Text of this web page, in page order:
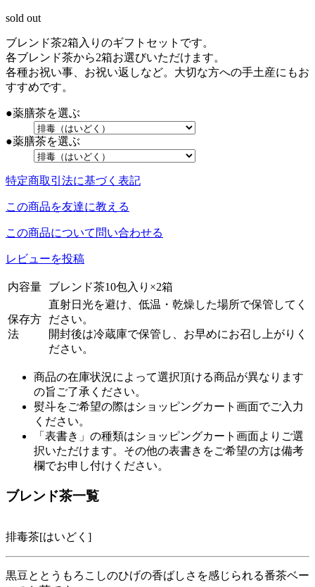
sold out
ブレンド茶2箱入りのギフトセットです。
各ブレンド茶から2箱お選びいただけます。
各種お祝い事、お祝い返しなど。大切な方への手土産にもお
すすめです。
●薬膳茶を選ぶ
●薬膳茶を選ぶ
特定商取引法に基づく表記
この商品を友達に教える
この商品について問い合わせる
レビューを投稿
内容量 ブレンド茶10包入り×2箱
保存方
法
直射日光を避け、低温・乾燥した場所で保管してく
ださい。
開封後は冷蔵庫で保管し、お早めにお召し上がりく
ださい。
商品の在庫状況によって選択頂ける商品が異なります
の旨ご了承ください。
熨斗をご希望の際はショッピングカート画面でご入力
ください。
「表書き」の種類はショッピングカート画面よりご選
択いただけます。その他の表書きをご希望の方は備考
欄でお申し付けください。
ブレンド茶一覧
排毒茶[はいどく]
黒豆ととうもろこしのひげの香ばしさを感じられる番茶ベー